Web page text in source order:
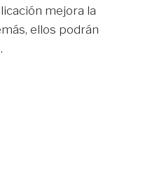
mejora la
ellos podrán